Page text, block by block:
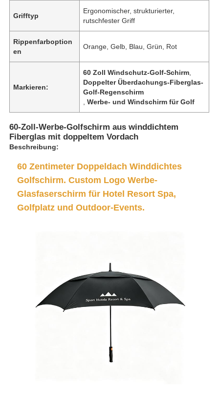
Grifftyp
Ergonomischer, strukturierter,
rutschfester Griff
Rippenfarboption
en
Orange, Gelb, Blau, Grün, Rot
Markieren:
60 Zoll Windschutz-Golf-Schirm
Doppelter Überdachungs-Fiberglas-
Golf-Regenschirm
,Werbe- und Windschirm für Golf
60-Zoll-Werbe-Golfschirm aus winddichtem
Fiberglas mit doppeltem Vordach
Beschreibung:
60 Zentimeter Doppeldach Winddichtes
Golfschirm. Custom Logo Werbe-
Glasfaserschirm für Hotel Resort Spa,
Golfplatz und Outdoor-Events.